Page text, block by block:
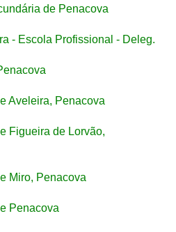
de Penacova
- Escola Profissional - Deleg.
Aveleira, Penacova
Figueira de Lorvão,
Miro, Penacova
Penacova